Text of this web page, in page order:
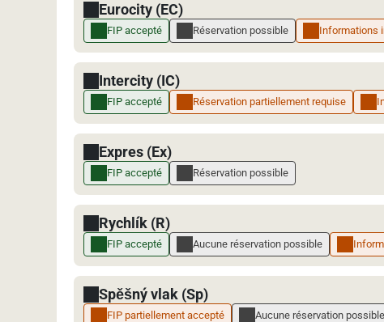
Eurocity (EC)
FIP accepté Réservation possible Informations
Intercity (IC)
FIP accepté Réservation partiellement requise
Expres (Ex)
FIP accepté Réservation possible
Rychlík (R)
FIP accepté Aucune réservation possible
Spěšný vlak (Sp)
FIP partiellement accepté Aucune réservation possible